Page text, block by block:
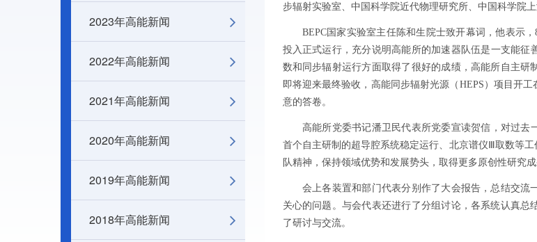
2023年高能新闻
2022年高能新闻
2021年高能新闻
2020年高能新闻
2019年高能新闻
2018年高能新闻
步辐射实验室、中国科学院近代物理研究所、中国科学院
BEPC国家实验室主任陈和生院士致开幕词，他表示，
投入正式运行，充分说明高能所的加速器队伍是一支能征
数和同步辐射运行方面取得了很好的成绩，高能所自主研
即将迎来最终验收，高能同步辐射光源（ HEPS ） 项目开工
意的答卷。
高能所党委书记潘卫民代表所党委宣读贺信，对过去
首个自主研制的超导腔系统稳定运行、 北京谱仪Ⅲ取数等工
队精神，保持领域优势和发展势头，取得更多原创性研究成
会上各装置和部门代表分别 作了大会报告，总结交流
关心的问题。与会代表还进行了分组讨论，各系统认真总
了研讨与交流。